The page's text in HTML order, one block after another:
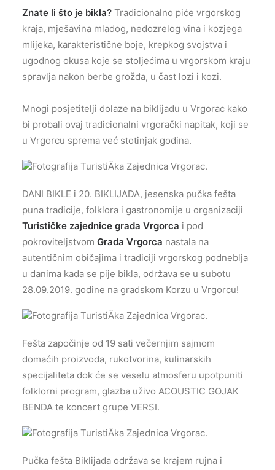
Znate li što je bikla? Tradicionalno piće vrgorskog
kraja, mješavina mladog, nedozrelog vina i kozjega
mlijeka, karakteristične boje, krepkog svojstva i
ugodnog okusa koje se stoljećima u vrgorskom kraju
spravlja nakon berbe grožđa, u čast lozi i kozi.
Mnogi posjetitelji dolaze na biklijadu u Vrgorac kako
bi probali ovaj tradicionalni vrgorački napitak, koji se
u Vrgorcu sprema već stotinjak godina.
DANI BIKLE i 20. BIKLIJADA, jesenska pučka fešta
puna tradicije, folklora i gastronomije u organizaciji
Turističke zajednice grada Vrgorca i pod
pokroviteljstvom Grada Vrgorca nastala na
autentičnim običajima i tradiciji vrgorskog podneblja
u danima kada se pije bikla, održava se u subotu
28.09.2019. godine na gradskom Korzu u Vrgorcu!
Fešta započinje od 19 sati večernjim sajmom
domaćih proizvoda, rukotvorina, kulinarskih
specijaliteta dok će se veselu atmosferu upotpuniti
folklorni program, glazba uživo ACOUSTIC GOJAK
BENDA te koncert grupe VERSI.
Pučka fešta Biklijada održava se krajem rujna i